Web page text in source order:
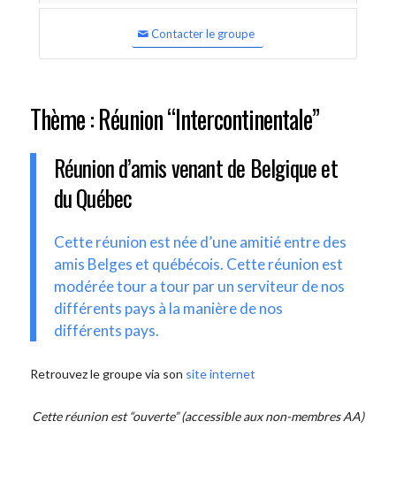
Contacter le groupe
Thème : Réunion “Intercontinentale”
Réunion d’amis venant de Belgique et
du Québec
Cette réunion est née d’une amitié entre des
amis Belges et québécois. Cette réunion est
modérée tour a tour par un serviteur de nos
différents pays à la manière de nos
différents pays.
Retrouvez le groupe via son site internet
Cette réunion est “ouverte” (accessible aux non-membres AA)